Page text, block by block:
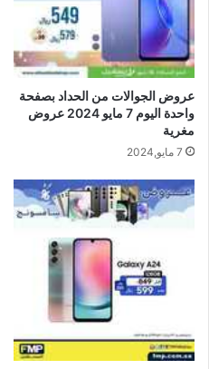
عروض الجوالات من الحداد بصفحة
واحدة اليوم 7 مايو 2024 عروض
مغرية
7 مايو,2024